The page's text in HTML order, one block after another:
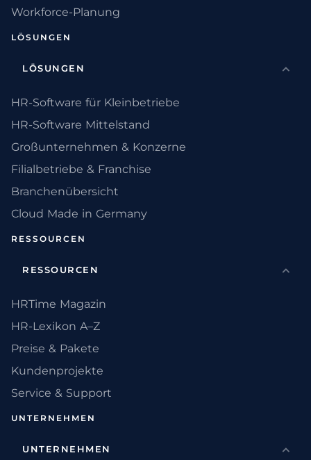
Workforce-Planung
LÖSUNGEN
LÖSUNGEN
HR-Software für Kleinbetriebe
HR-Software Mittelstand
Großunternehmen & Konzerne
Filialbetriebe & Franchise
Branchenübersicht
Cloud Made in Germany
RESSOURCEN
RESSOURCEN
HRTime Magazin
HR-Lexikon A–Z
Preise & Pakete
Kundenprojekte
Service & Support
UNTERNEHMEN
UNTERNEHMEN